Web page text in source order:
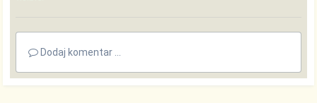
Dodaj komentar ...